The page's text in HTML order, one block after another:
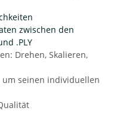
zwischen den
.PLY
Drehen, Skalieren,
um seinen individuellen